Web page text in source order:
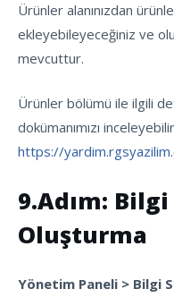
Ürünler alanınızdan
ekleyebileyeceğiniz ve
mevcuttur.
Ürünler bölümü ile ilgili
dokümanımızı
https://
9.Adım:
Oluşturma
Yönetim Paneli > Bilgi